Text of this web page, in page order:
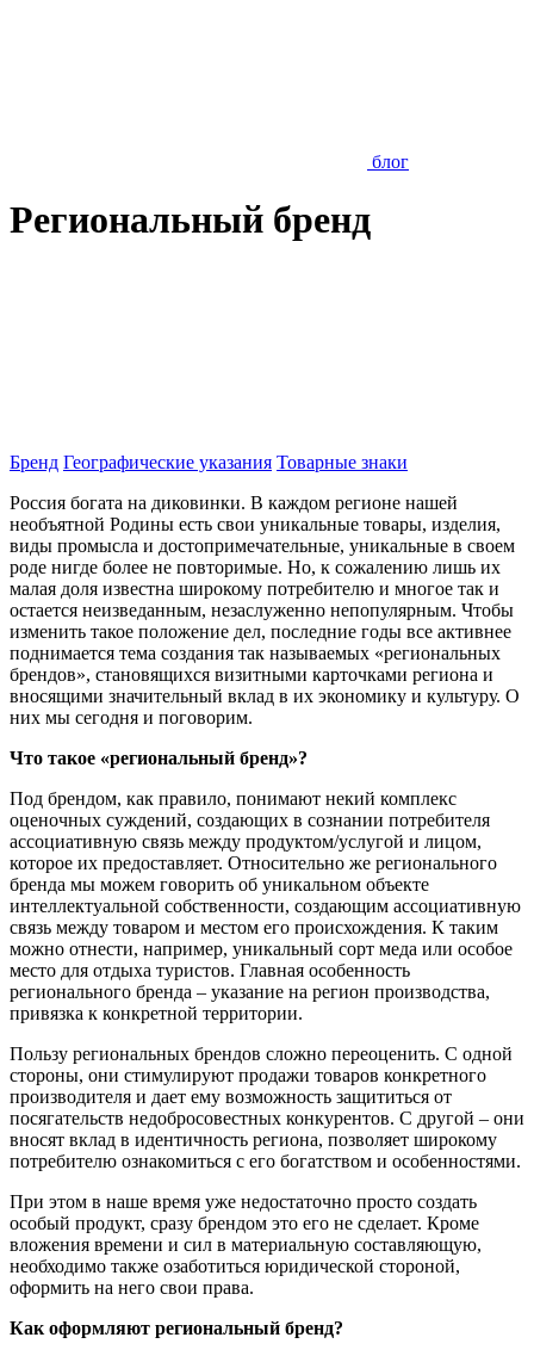
блог
Региональный бренд
Бренд Географические указания Товарные знаки
Россия богата на диковинки. В каждом регионе нашей
необъятной Родины есть свои уникальные товары, изделия,
виды промысла и достопримечательные, уникальные в своем
роде нигде более не повторимые. Но, к сожалению лишь их
малая доля известна широкому потребителю и многое так и
остается неизведанным, незаслуженно непопулярным. Чтобы
изменить такое положение дел, последние годы все активнее
поднимается тема создания так называемых «региональных
брендов», становящихся визитными карточками региона и
вносящими значительный вклад в их экономику и культуру. О
них мы сегодня и поговорим.
Что такое «региональный бренд»?
Под брендом, как правило, понимают некий комплекс
оценочных суждений, создающих в сознании потребителя
ассоциативную связь между продуктом/услугой и лицом,
которое их предоставляет. Относительно же регионального
бренда мы можем говорить об уникальном объекте
интеллектуальной собственности, создающим ассоциативную
связь между товаром и местом его происхождения. К таким
можно отнести, например, уникальный сорт меда или особое
место для отдыха туристов. Главная особенность
регионального бренда – указание на регион производства,
привязка к конкретной территории.
Пользу региональных брендов сложно переоценить. С одной
стороны, они стимулируют продажи товаров конкретного
производителя и дает ему возможность защититься от
посягательств недобросовестных конкурентов. С другой – они
вносят вклад в идентичность региона, позволяет широкому
потребителю ознакомиться с его богатством и особенностями.
При этом в наше время уже недостаточно просто создать
особый продукт, сразу брендом это его не сделает. Кроме
вложения времени и сил в материальную составляющую,
необходимо также озаботиться юридической стороной,
оформить на него свои права.
Как оформляют региональный бренд?